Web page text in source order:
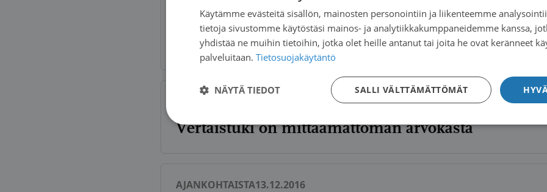
AJANKOHTAISTA05.05.2017
Kehitteillä uusi laki kliinisiin lääketutkimuksiin
Vertaistuki on mittaamattoman arvokasta
AJANKOHTAISTA13.12.2016
Käytämme evästeitä sisällön, mainosten personointiin ja liikenteemme
tietoja sivustomme käytöstäsi mainos- ja analytiikkakumppaneidemme kanssa,
yhdistää ne muihin tietoihin, jotka olet heille antanut tai joita he ovat keränneet
palveluitaan. Tietosuojakäytäntö
SALLI VÄLTTÄMÄTTÖMÄT
NÄYTÄ TIEDOT